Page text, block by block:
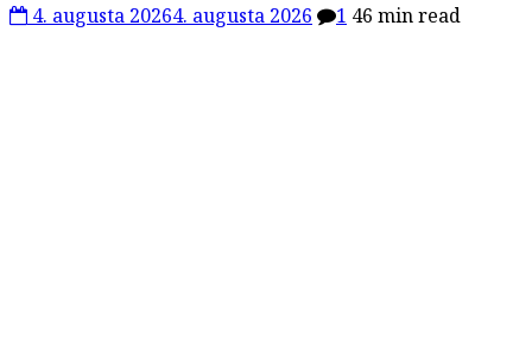
4. augusta 20264. augusta 2026 1 46 min read